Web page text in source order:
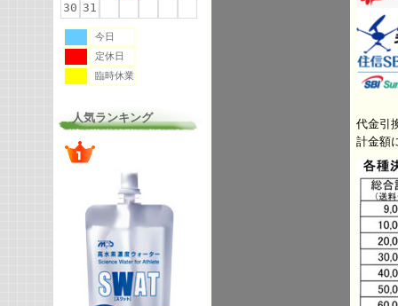
30 31
今日
定休日
臨時休業
人気ランキング
代金引
計金額